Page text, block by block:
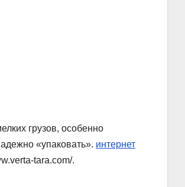
грузов, особенно
«упаковать». интернет
tara.com/.